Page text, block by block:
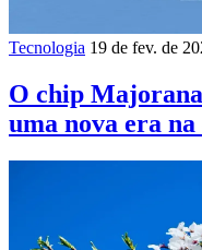
Tecnologia 19 de fev. de
O chip
uma nova era